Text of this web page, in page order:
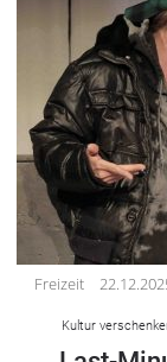
Freizeit
Kultur